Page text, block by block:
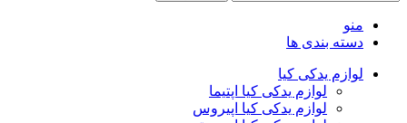
منو
دسته بندی ها
لوازم یدکی کیا
لوازم یدکی کیا اپتیما
لوازم یدکی کیا اپیروس